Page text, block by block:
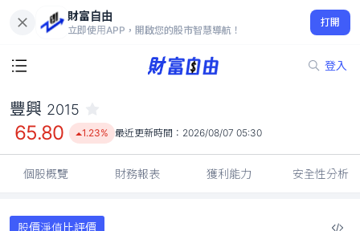
財富自由
立即使用APP，開啟您的股市智慧導航！
打開
登入
65.80
1.23%
豐興 2015
65.80 1.23% 最近更新時間： 2026/08/07 05:30
個股概覽 財務報表 獲利能力 安全性分析
股價淨值比評價